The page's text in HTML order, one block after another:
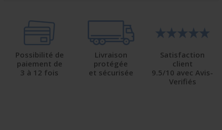
Possibilité de
paiement de
3 à 12 fois
Livraison
protégée
et sécurisée
Satisfaction
client
9.5/10 avec Avis-
Verifiés